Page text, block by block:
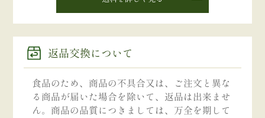
返品交換について
食品のため、商品の不具合又は、ご注文と異な
る商品が届いた場合を除いて、返品は出来ませ
ん。商品の品質につきましては、万全を期して